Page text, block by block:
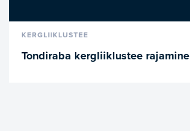
KERGLIIKLUSTEE
Tondiraba kergliiklustee rajamine